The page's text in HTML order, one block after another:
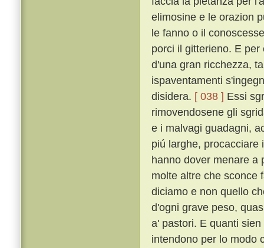
elimosine e le orazion
le fanno o il
porci il gitterieno. E
d'una gran ricchezza,
ispaventamenti
disidera. [ 038 ] Essi
rimovendosene gli
e i malvagi guadagni,
piú larghe, procacciare
hanno dover menare
molte altre che sconce
diciamo e non quello
d'ogni grave peso,
a' pastori. E quanti
intendono per lo modo